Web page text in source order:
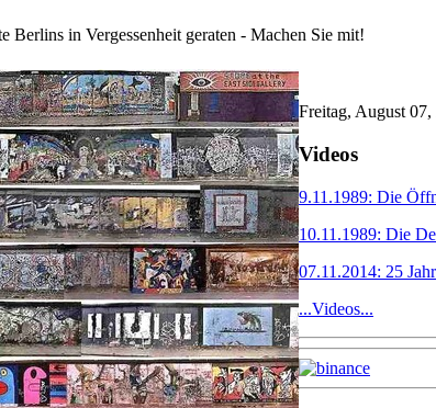
Berlins in Vergessenheit geraten - Machen Sie mit!
Freitag, August 07,
Videos
9.11.1989: Die
10.11.1989: Die
07.11.2014: 25
...Videos...